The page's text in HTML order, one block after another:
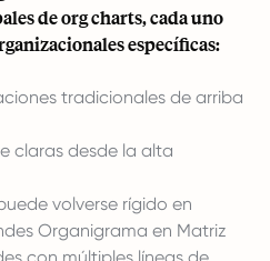
de org charts, cada uno
específicas:
tradicionales de arriba
claras desde la alta
volverse rígido en
Organigrama en Matriz